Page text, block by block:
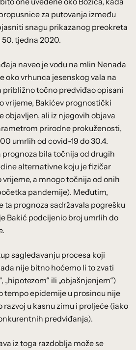
za putovanja između
snagu prikazanog preokreta
tjedna 2020.
naveo je vodu na mlin Nenada
oko vrhunca jesenskog vala na
točno predviđao opisani
vrijeme, Bakićev prognostički
objavljen, ali iz njegovih objava
prirodne prokuženosti,
umrlih od covid-19 do 30.4.
prognoza bila točnija od drugih
alternativne koju je fizičar
a mnogo točnija od onih
pandemije). Međutim,
ta prognoza sadržavala pogrešku
Bakić podcijenio broj umrlih do
sagledavanju procesa koji
nije bitno hoćemo li to zvati
„hipotezom“ ili „objašnjenjem“)
tempo epidemije u prosincu nije
u kasnu zimu i proljeće (iako
predviđanja).
iz toga razdoblja može se